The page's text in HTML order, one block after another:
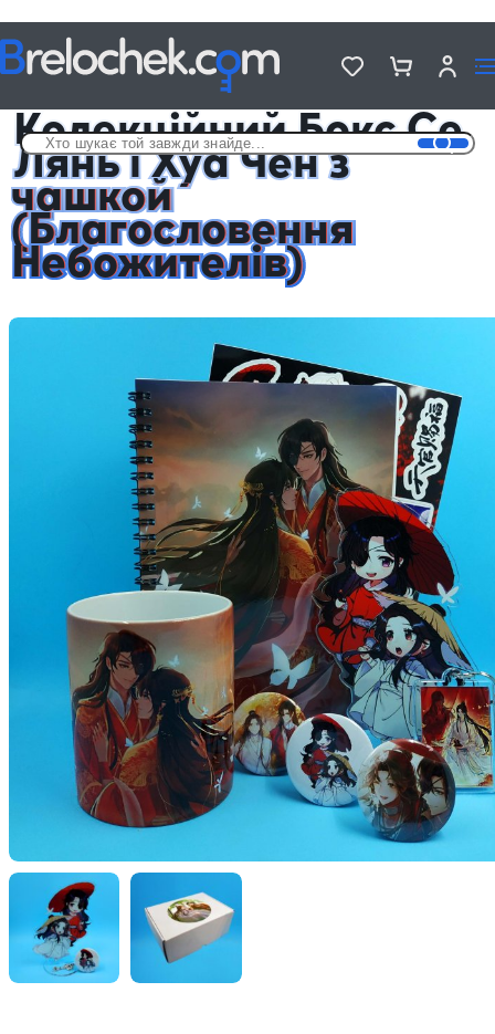
Колекційний Бокс Се Лянь і Хуа Чен з чашкой (Благословення
Небожителів)
Колекційний Бокс Се
Лянь і Хуа Чен з
чашкой
(Благословення
Небожителів)